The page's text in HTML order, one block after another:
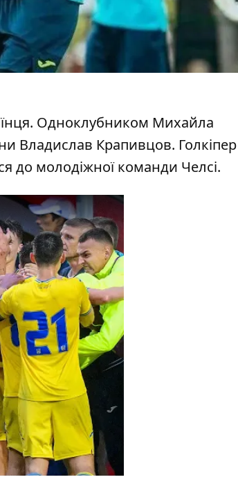
Одноклубником Михайла
Владислав Крапивцов. Голкіпер
до молодіжної команди Челсі.